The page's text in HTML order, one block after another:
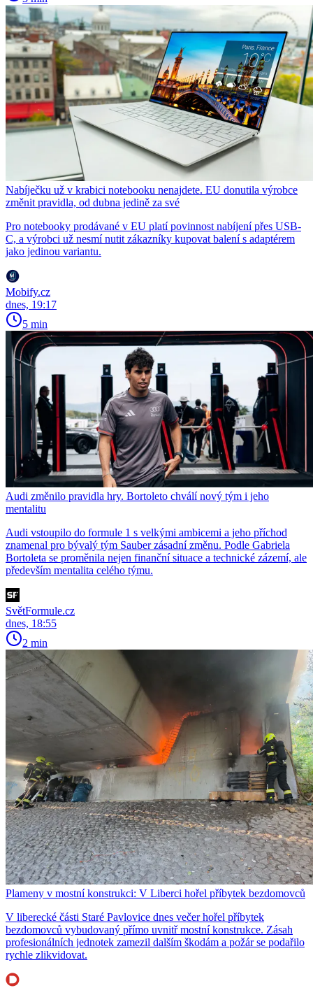
Nabíječku už v krabici notebooku nenajdete. EU donutila výrobce
změnit pravidla, od dubna jedině za své
Pro notebooky prodávané v EU platí povinnost nabíjení přes USB-
C, a výrobci už nesmí nutit zákazníky kupovat balení s adaptérem
jako jedinou variantu.
Mobify.cz
dnes, 19:17
5 min
Audi změnilo pravidla hry. Bortoleto chválí nový tým i jeho
mentalitu
Audi vstoupilo do formule 1 s velkými ambicemi a jeho příchod
znamenal pro bývalý tým Sauber zásadní změnu. Podle Gabriela
Bortoleta se proměnila nejen finanční situace a technické zázemí, ale
především mentalita celého týmu.
SvětFormule.cz
dnes, 18:55
2 min
Plameny v mostní konstrukci: V Liberci hořel příbytek bezdomovců
V liberecké části Staré Pavlovice dnes večer hořel příbytek
bezdomovců vybudovaný přímo uvnitř mostní konstrukce. Zásah
profesionálních jednotek zamezil dalším škodám a požár se podařilo
rychle zlikvidovat.